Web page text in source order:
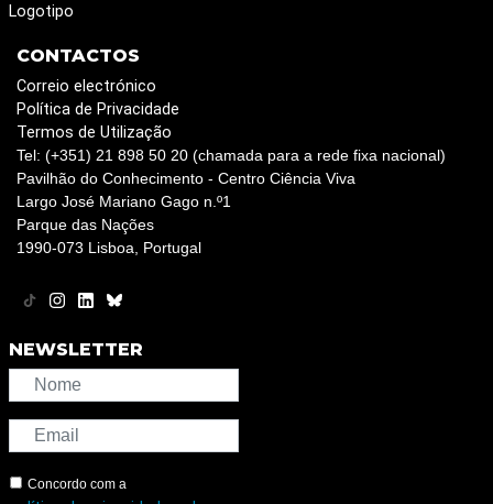
Logotipo
CONTACTOS
Correio electrónico
Política de Privacidade
Termos de Utilização
Tel: (+351) 21 898 50 20 (chamada para a rede fixa nacional)
Pavilhão do Conhecimento - Centro Ciência Viva
Largo José Mariano Gago n.º1
Parque das Nações
1990-073 Lisboa, Portugal
NEWSLETTER
Concordo com a